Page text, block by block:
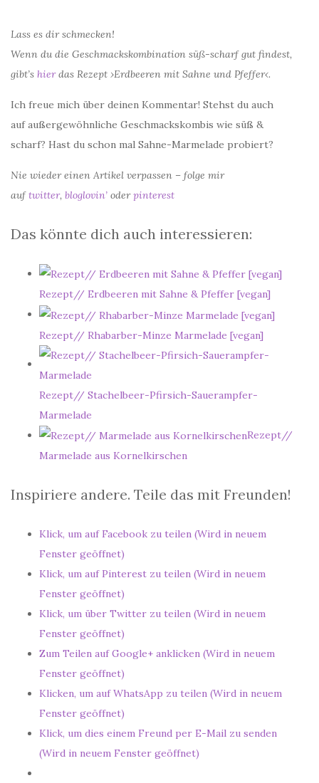
Lass es dir schmecken!
Wenn du die Geschmackskombination süß-scharf gut findest,
gibt’s hierdas Rezept ›Erdbeeren mit Sahne und Pfeffer‹.
Ich freue mich über deinen Kommentar! Stehst du auch
auf außergewöhnliche Geschmackskombis wie süß &
scharf? Hast du schon mal Sahne-Marmelade probiert?
Nie wieder einen Artikel verpassen – folge mir
auftwitter, bloglovin’ oderpinterest
Das könnte dich auch interessieren:
Rezept// Erdbeeren mit Sahne & Pfeffer [vegan]
Rezept// Rhabarber-Minze Marmelade [vegan]
Rezept// Stachelbeer-Pfirsich-Sauerampfer-
Marmelade
Rezept//
Marmelade aus Kornelkirschen
Inspiriere andere. Teile das mit Freunden!
Klick, um auf Facebook zu teilen (Wird in neuem
Fenster geöffnet)
Klick, um auf Pinterest zu teilen (Wird in neuem
Fenster geöffnet)
Klick, um über Twitter zu teilen (Wird in neuem
Fenster geöffnet)
Zum Teilen auf Google+ anklicken (Wird in neuem
Fenster geöffnet)
Klicken, um auf WhatsApp zu teilen (Wird in neuem
Fenster geöffnet)
Klick, um dies einem Freund per E-Mail zu senden
(Wird in neuem Fenster geöffnet)